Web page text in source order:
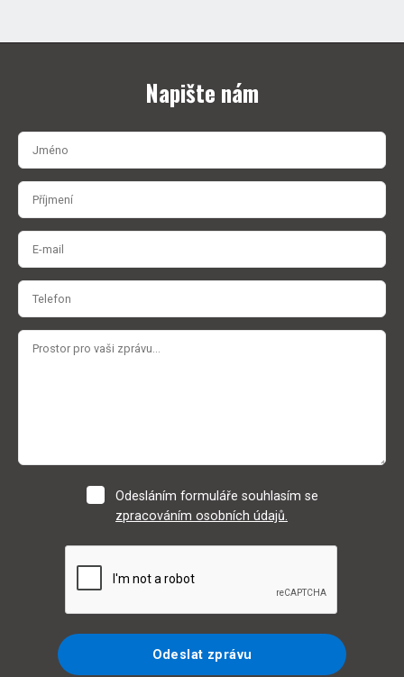
Napište nám
Odesláním formuláře souhlasím se
zpracováním osobních údajů.
Odeslat zprávu